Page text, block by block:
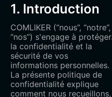
1. Introduction
COMLIKER (“nous”, “notre”,
“nos”) s'engage à protéger
la confidentialité et la
sécurité de vos
informations personnelles.
La présente politique de
confidentialité explique
comment nous recueillons,